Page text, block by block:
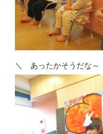
＼ あったかそうだな